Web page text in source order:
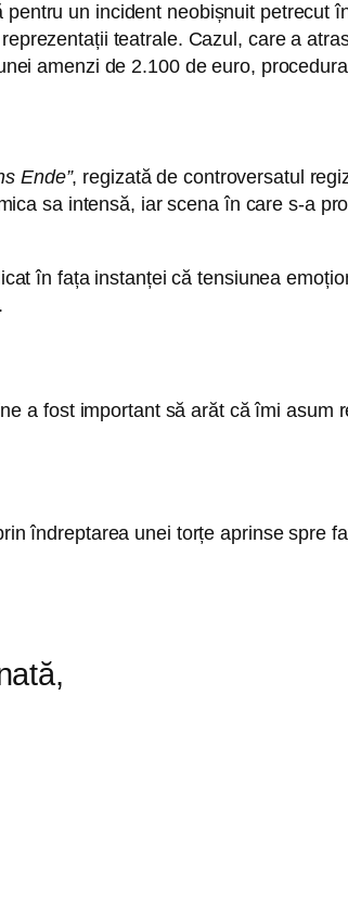
un incident neobișnuit petrecut
teatrale. Cazul, care a
amenzi de 2.100 de euro,
Ende”, regizată de controversatul
sa intensă, iar scena în care s-a
în fața instanței că tensiunea
a fost important să arăt că îmi asum
îndreptarea unei torțe aprinse spre